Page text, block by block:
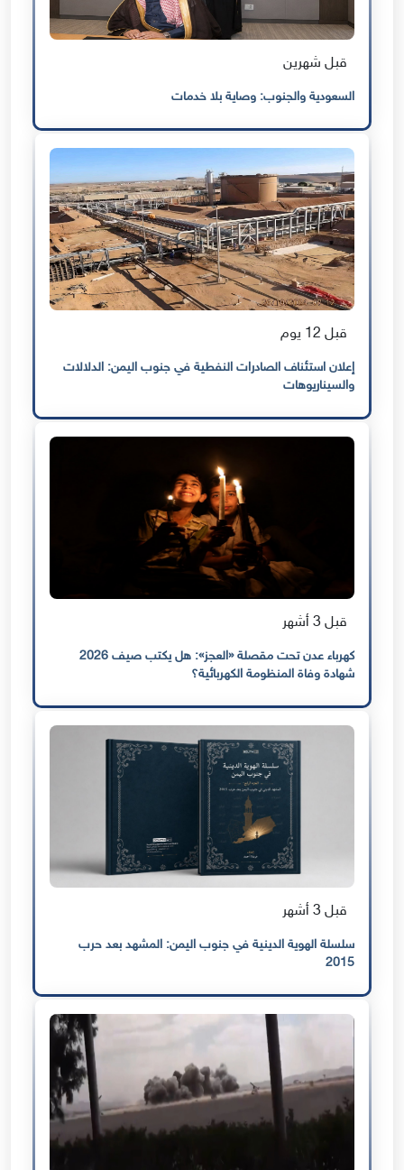
قبل شهرين
السعودية والجنوب: وصاية بلا خدمات
قبل 12 يوم
إعلان استئناف الصادرات النفطية في جنوب اليمن: الدلالات
والسيناريوهات
قبل 3 أشهر
كهرباء عدن تحت مقصلة «العجز»: هل يكتب صيف 2026
شهادة وفاة المنظومة الكهربائية؟
قبل 3 أشهر
سلسلة الهوية الدينية في جنوب اليمن: المشهد بعد حرب
2015